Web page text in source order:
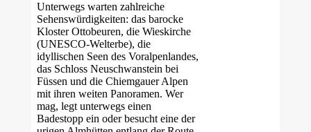
Unterwegs warten zahlreiche
Sehenswürdigkeiten: das barocke
Kloster Ottobeuren, die Wieskirche
(UNESCO-Welterbe), die
idyllischen Seen des Voralpenlandes,
das Schloss Neuschwanstein bei
Füssen und die Chiemgauer Alpen
mit ihren weiten Panoramen. Wer
mag, legt unterwegs einen
Badestopp ein oder besucht eine der